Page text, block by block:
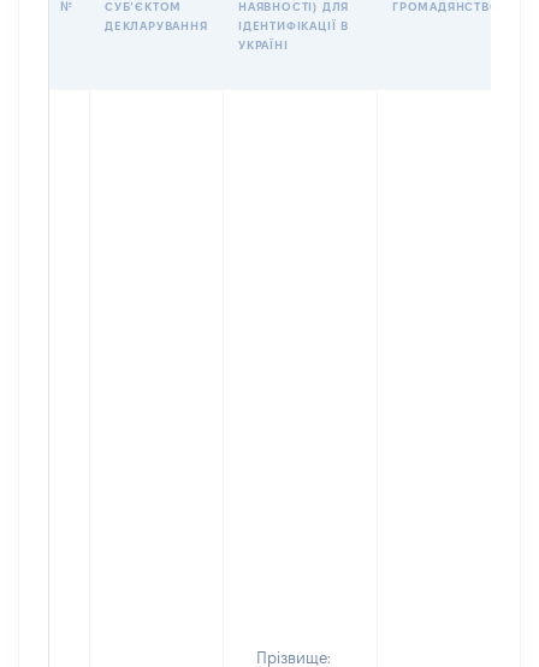
№
СУБʼЄКТОМ
ДЕКЛАРУВАННЯ
НАЯВНОСТІ) ДЛЯ
ІДЕНТИФІКАЦІЇ В
УКРАЇНІ
ГРОМАДЯНСТВО
Прізвище: